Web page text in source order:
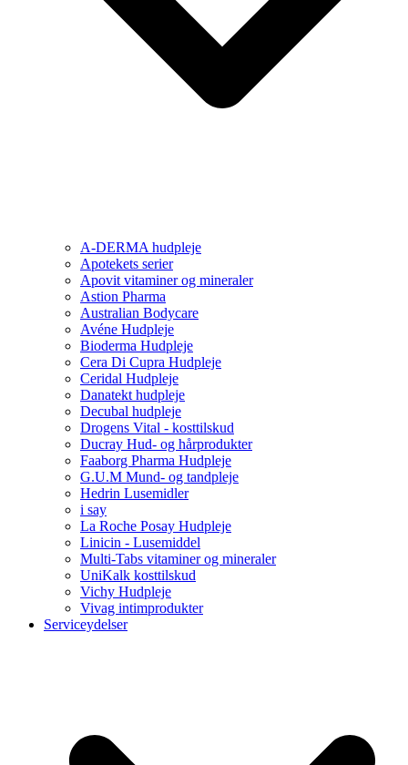
A-DERMA hudpleje
Apotekets serier
Apovit vitaminer og mineraler
Astion Pharma
Australian Bodycare
Avéne Hudpleje
Bioderma Hudpleje
Cera Di Cupra Hudpleje
Ceridal Hudpleje
Danatekt hudpleje
Decubal hudpleje
Drogens Vital - kosttilskud
Ducray Hud- og hårprodukter
Faaborg Pharma Hudpleje
G.U.M Mund- og tandpleje
Hedrin Lusemidler
i say
La Roche Posay Hudpleje
Linicin - Lusemiddel
Multi-Tabs vitaminer og mineraler
UniKalk kosttilskud
Vichy Hudpleje
Vivag intimprodukter
Serviceydelser